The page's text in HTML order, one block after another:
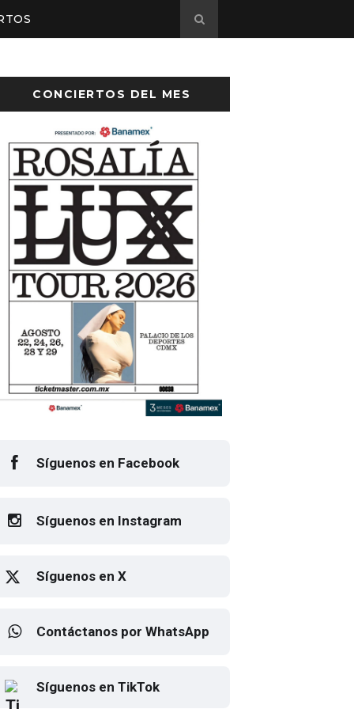
anuncia concierto en el Palacio de
CONCIERTOS DEL MES
Síguenos en Facebook
Síguenos en Instagram
Síguenos en X
Contáctanos por WhatsApp
Síguenos en TikTok
Elton John regresa a CDMX
para despedirse en el Estadio